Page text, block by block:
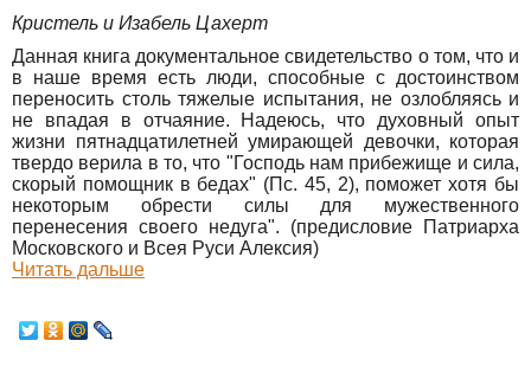
Кристель и Изабель Цахерт
Данная книга документальное свидетельство о том, что и
в наше время есть люди, способные с достоинством
переносить столь тяжелые испытания, не озлобляясь и
не впадая в отчаяние. Надеюсь, что духовный опыт
жизни пятнадцатилетней умирающей девочки, которая
твердо верила в то, что "Господь нам прибежище и сила,
скорый помощник в бедах" (Пс. 45, 2), поможет хотя бы
некоторым обрести силы для мужественного
перенесения своего недуга". (предисловие Патриарха
Московского и Всея Руси Алексия)
Читать дальше